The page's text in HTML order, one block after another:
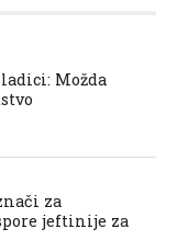
Možda
za
jeftinije za